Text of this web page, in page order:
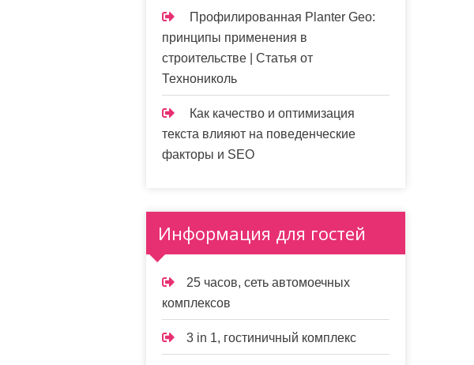
Профилированная Planter Geo:
принципы применения в
строительстве | Статья от
Технониколь
Как качество и оптимизация
текста влияют на поведенческие
факторы и SEO
Информация для гостей
25 часов, сеть автомоечных
комплексов
3 in 1, гостиничный комплекс